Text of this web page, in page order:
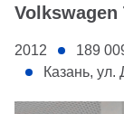
Volkswagen
2012 189
Казань, ул.